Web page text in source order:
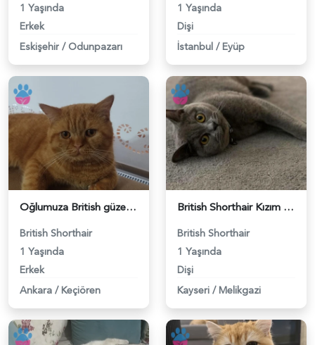
1 Yaşında
Erkek
Eskişehir / Odunpazarı
1 Yaşında
Dişi
İstanbul / Eyüp
Oğlumuza British güzel dişi arıyoruz - 118984620
British Shorthair
1 Yaşında
Erkek
Ankara / Keçiören
British Shorthair Kızım Mila'ya eş arıyorum - 118984614
British Shorthair
1 Yaşında
Dişi
Kayseri / Melikgazi